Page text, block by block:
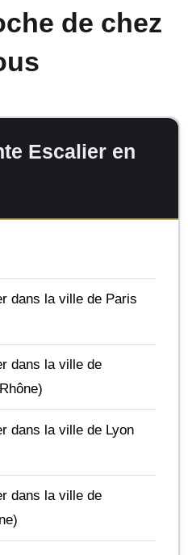
de chez
Escalier en
dans la ville de Paris
dans la ville de
dans la ville de Lyon
dans la ville de